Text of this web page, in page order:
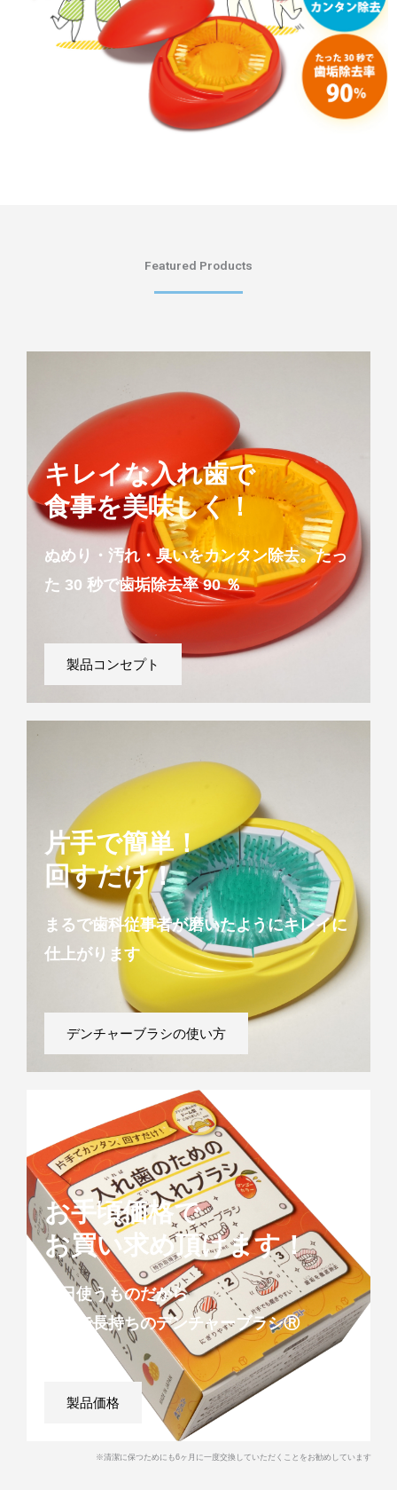
Featured Products
キレイな入れ歯で
食事を美味しく！
ぬめり・汚れ・臭いをカンタン除去。たっ
た 30 秒で歯垢除去率 90 ％
製品コンセプト
片手で簡単！
回すだけ！
まるで歯科従事者が磨いたようにキレイに
仕上がります
デンチャーブラシの使い方
お手頃価格で
お買い求め頂けます！
毎日使うものだから
丈夫で長持ちのデンチャーブラシⓇ
製品価格
※清潔に保つためにも6ヶ月に一度交換していただくことをお勧めしています